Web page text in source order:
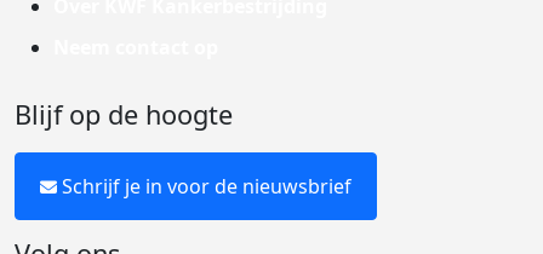
Blijf op de hoogte
Schrijf je in voor de nieuwsbrief